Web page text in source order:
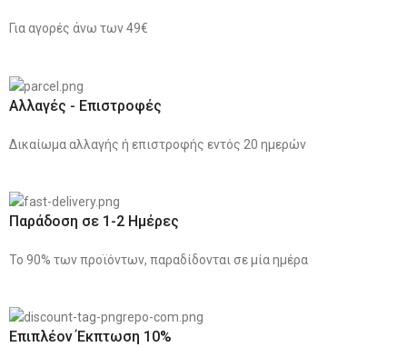
Για αγορές άνω των 49€
Αλλαγές - Επιστροφές
Δικαίωμα αλλαγής ή επιστροφής εντός 20 ημερών
Παράδοση σε 1-2 Ημέρες
Το 90% των προϊόντων, παραδίδονται σε μία ημέρα
Επιπλέον Έκπτωση 10%